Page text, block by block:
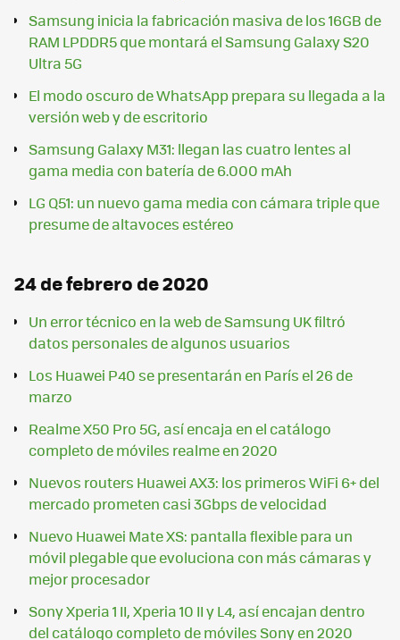
Samsung inicia la fabricación masiva de los 16GB de
RAM LPDDR5 que montará el Samsung Galaxy S20
Ultra 5G
El modo oscuro de WhatsApp prepara su llegada a la
versión web y de escritorio
Samsung Galaxy M31: llegan las cuatro lentes al
gama media con batería de 6.000 mAh
LG Q51: un nuevo gama media con cámara triple que
presume de altavoces estéreo
24 de febrero de 2020
Un error técnico en la web de Samsung UK filtró
datos personales de algunos usuarios
Los Huawei P40 se presentarán en París el 26 de
marzo
Realme X50 Pro 5G, así encaja en el catálogo
completo de móviles realme en 2020
Nuevos routers Huawei AX3: los primeros WiFi 6+ del
mercado prometen casi 3Gbps de velocidad
Nuevo Huawei Mate XS: pantalla flexible para un
móvil plegable que evoluciona con más cámaras y
mejor procesador
Sony Xperia 1 II, Xperia 10 II y L4, así encajan dentro
del catálogo completo de móviles Sony en 2020